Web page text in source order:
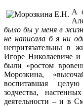
А
было бы у меня в
не написала б я ни
непритязательны в
Игоре Николаевиче
были «ростом
Морозкина,
воспитавшая
зодчества,
деятельности – и в